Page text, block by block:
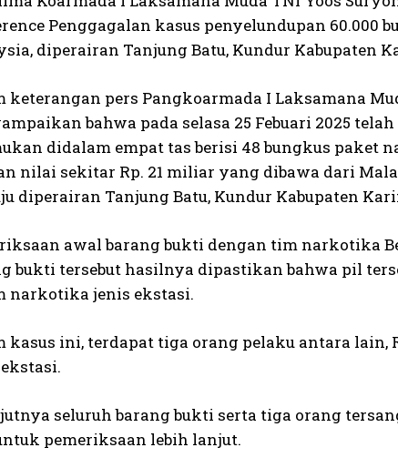
Penggagalan kasus penyelundupan
diperairan Tanjung Batu, Kundur Kabupaten
keterangan pers Pangkoarmada I Laksamana
bahwa pada selasa 25 Febuari 2025
didalam empat tas berisi 48 bungkus paket
nilai sekitar Rp. 21 miliar yang dibawa dari
diperairan Tanjung Batu, Kundur Kabupaten
awal barang bukti dengan tim narkotika
bukti tersebut hasilnya dipastikan bahwa pil
narkotika jenis ekstasi.
kasus ini, terdapat tiga orang pelaku antara lain,
seluruh barang bukti serta tiga orang
pemeriksaan lebih lanjut.